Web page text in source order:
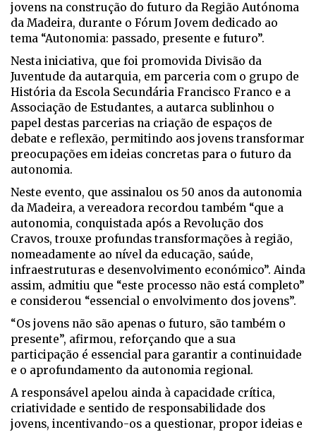
jovens na construção do futuro da Região Autónoma
da Madeira, durante o Fórum Jovem dedicado ao
tema “Autonomia: passado, presente e futuro”.
Nesta iniciativa, que foi promovida Divisão da
Juventude da autarquia, em parceria com o grupo de
História da Escola Secundária Francisco Franco e a
Associação de Estudantes, a autarca sublinhou o
papel destas parcerias na criação de espaços de
debate e reflexão, permitindo aos jovens transformar
preocupações em ideias concretas para o futuro da
autonomia.
Neste evento, que assinalou os 50 anos da autonomia
da Madeira, a vereadora recordou também “que a
autonomia, conquistada após a Revolução dos
Cravos, trouxe profundas transformações à região,
nomeadamente ao nível da educação, saúde,
infraestruturas e desenvolvimento económico”. Ainda
assim, admitiu que “este processo não está completo”
e considerou “essencial o envolvimento dos jovens”.
“Os jovens não são apenas o futuro, são também o
presente”, afirmou, reforçando que a sua
participação é essencial para garantir a continuidade
e o aprofundamento da autonomia regional.
A responsável apelou ainda à capacidade crítica,
criatividade e sentido de responsabilidade dos
jovens, incentivando-os a questionar, propor ideias e